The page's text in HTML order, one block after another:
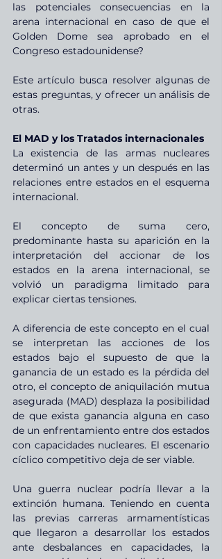
las potenciales consecuencias en la
arena internacional en caso de que el
Golden Dome sea aprobado en el
Congreso estadounidense?
Este artículo busca resolver algunas de
estas preguntas, y ofrecer un análisis de
otras.
El MAD y los Tratados internacionales
La existencia de las armas nucleares
determinó un antes y un después en las
relaciones entre estados en el esquema
internacional.
El concepto de suma cero,
predominante hasta su aparición en la
interpretación del accionar de los
estados en la arena internacional, se
volvió un paradigma limitado para
explicar ciertas tensiones.
A diferencia de este concepto en el cual
se interpretan las acciones de los
estados bajo el supuesto de que la
ganancia de un estado es la pérdida del
otro, el concepto de aniquilación mutua
asegurada (MAD) desplaza la posibilidad
de que exista ganancia alguna en caso
de un enfrentamiento entre dos estados
con capacidades nucleares. El escenario
cíclico competitivo deja de ser viable.
Una guerra nuclear podría llevar a la
extinción humana. Teniendo en cuenta
las previas carreras armamentísticas
que llegaron a desarrollar los estados
ante desbalances en capacidades, la